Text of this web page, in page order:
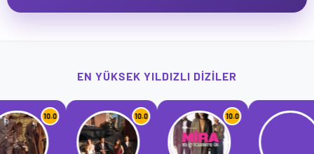
EN YÜKSEK YILDIZLI DIZILER
10.0 10.0 10.0 10.0